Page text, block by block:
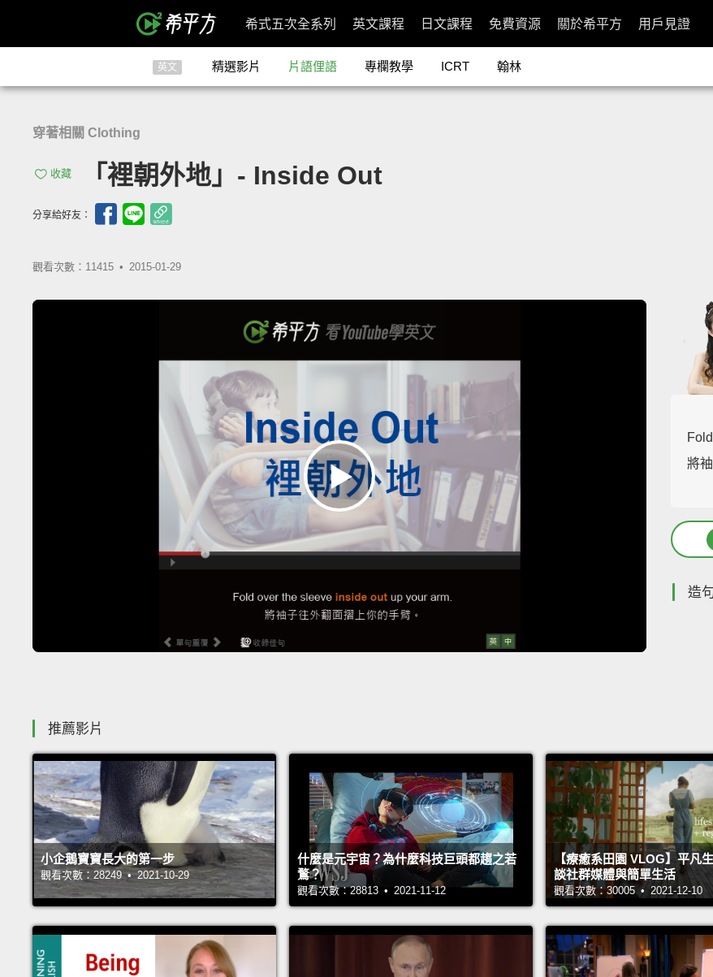
希式五次全系列 英文課程 日文課程 免費資源 關於希平方 用戶見證
英文 精選影片 片語俚語 專欄教學 ICRT 翰林
穿著相關 Clothing
收藏 「裡朝外地」- Inside Out
分享給好友：
觀看次數：11415 • 2015-01-29
將
造
推薦影片
小企鵝寶寶長大的第一步
觀看次數：28249 • 2021-10-29
什麼是元宇宙？為什麼科技巨頭都趨之若
鶩？
觀看次數：28813 • 2021-11-12
【療癒系田園 VLOG】平凡
談社群媒體與簡單生活
觀看次數：30005 • 2021-12-10